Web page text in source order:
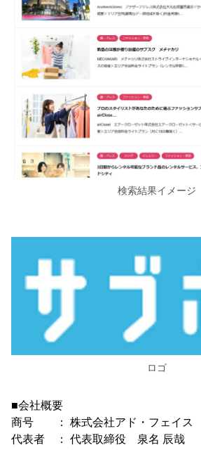
検索結果イメージ
ロゴ
■会社概要
商号 ： 株式会社アド・フェイス
代表者 ： 代表取締役 泉名 辰哉